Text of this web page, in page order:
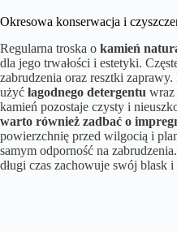
Okresowa konserwacja i
Regularna troska o kamień
dla jego trwałości i estetyki.
zabrudzenia oraz resztki
użyć łagodnego detergentu wraz
kamień pozostaje czysty i
warto również zadbać o
powierzchnię przed wilgocią i
samym odporność na
długi czas zachowuje swój blask